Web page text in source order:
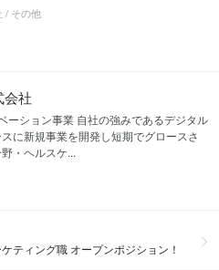
/ その他
会社
ーション事業 自社の強みであるデジタル
に新規事業を開発し短期でグロースさ
・ヘルスケ...
ティング職 オープンポジション！